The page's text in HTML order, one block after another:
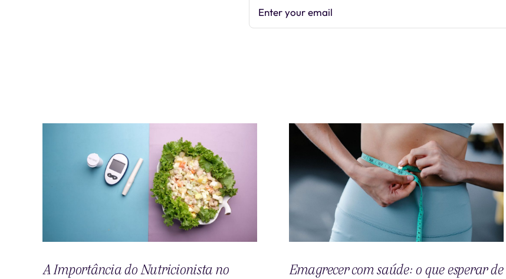
Enter your email
A Importância do Nutricionista no
Emagrecer com saúde: o que esperar de